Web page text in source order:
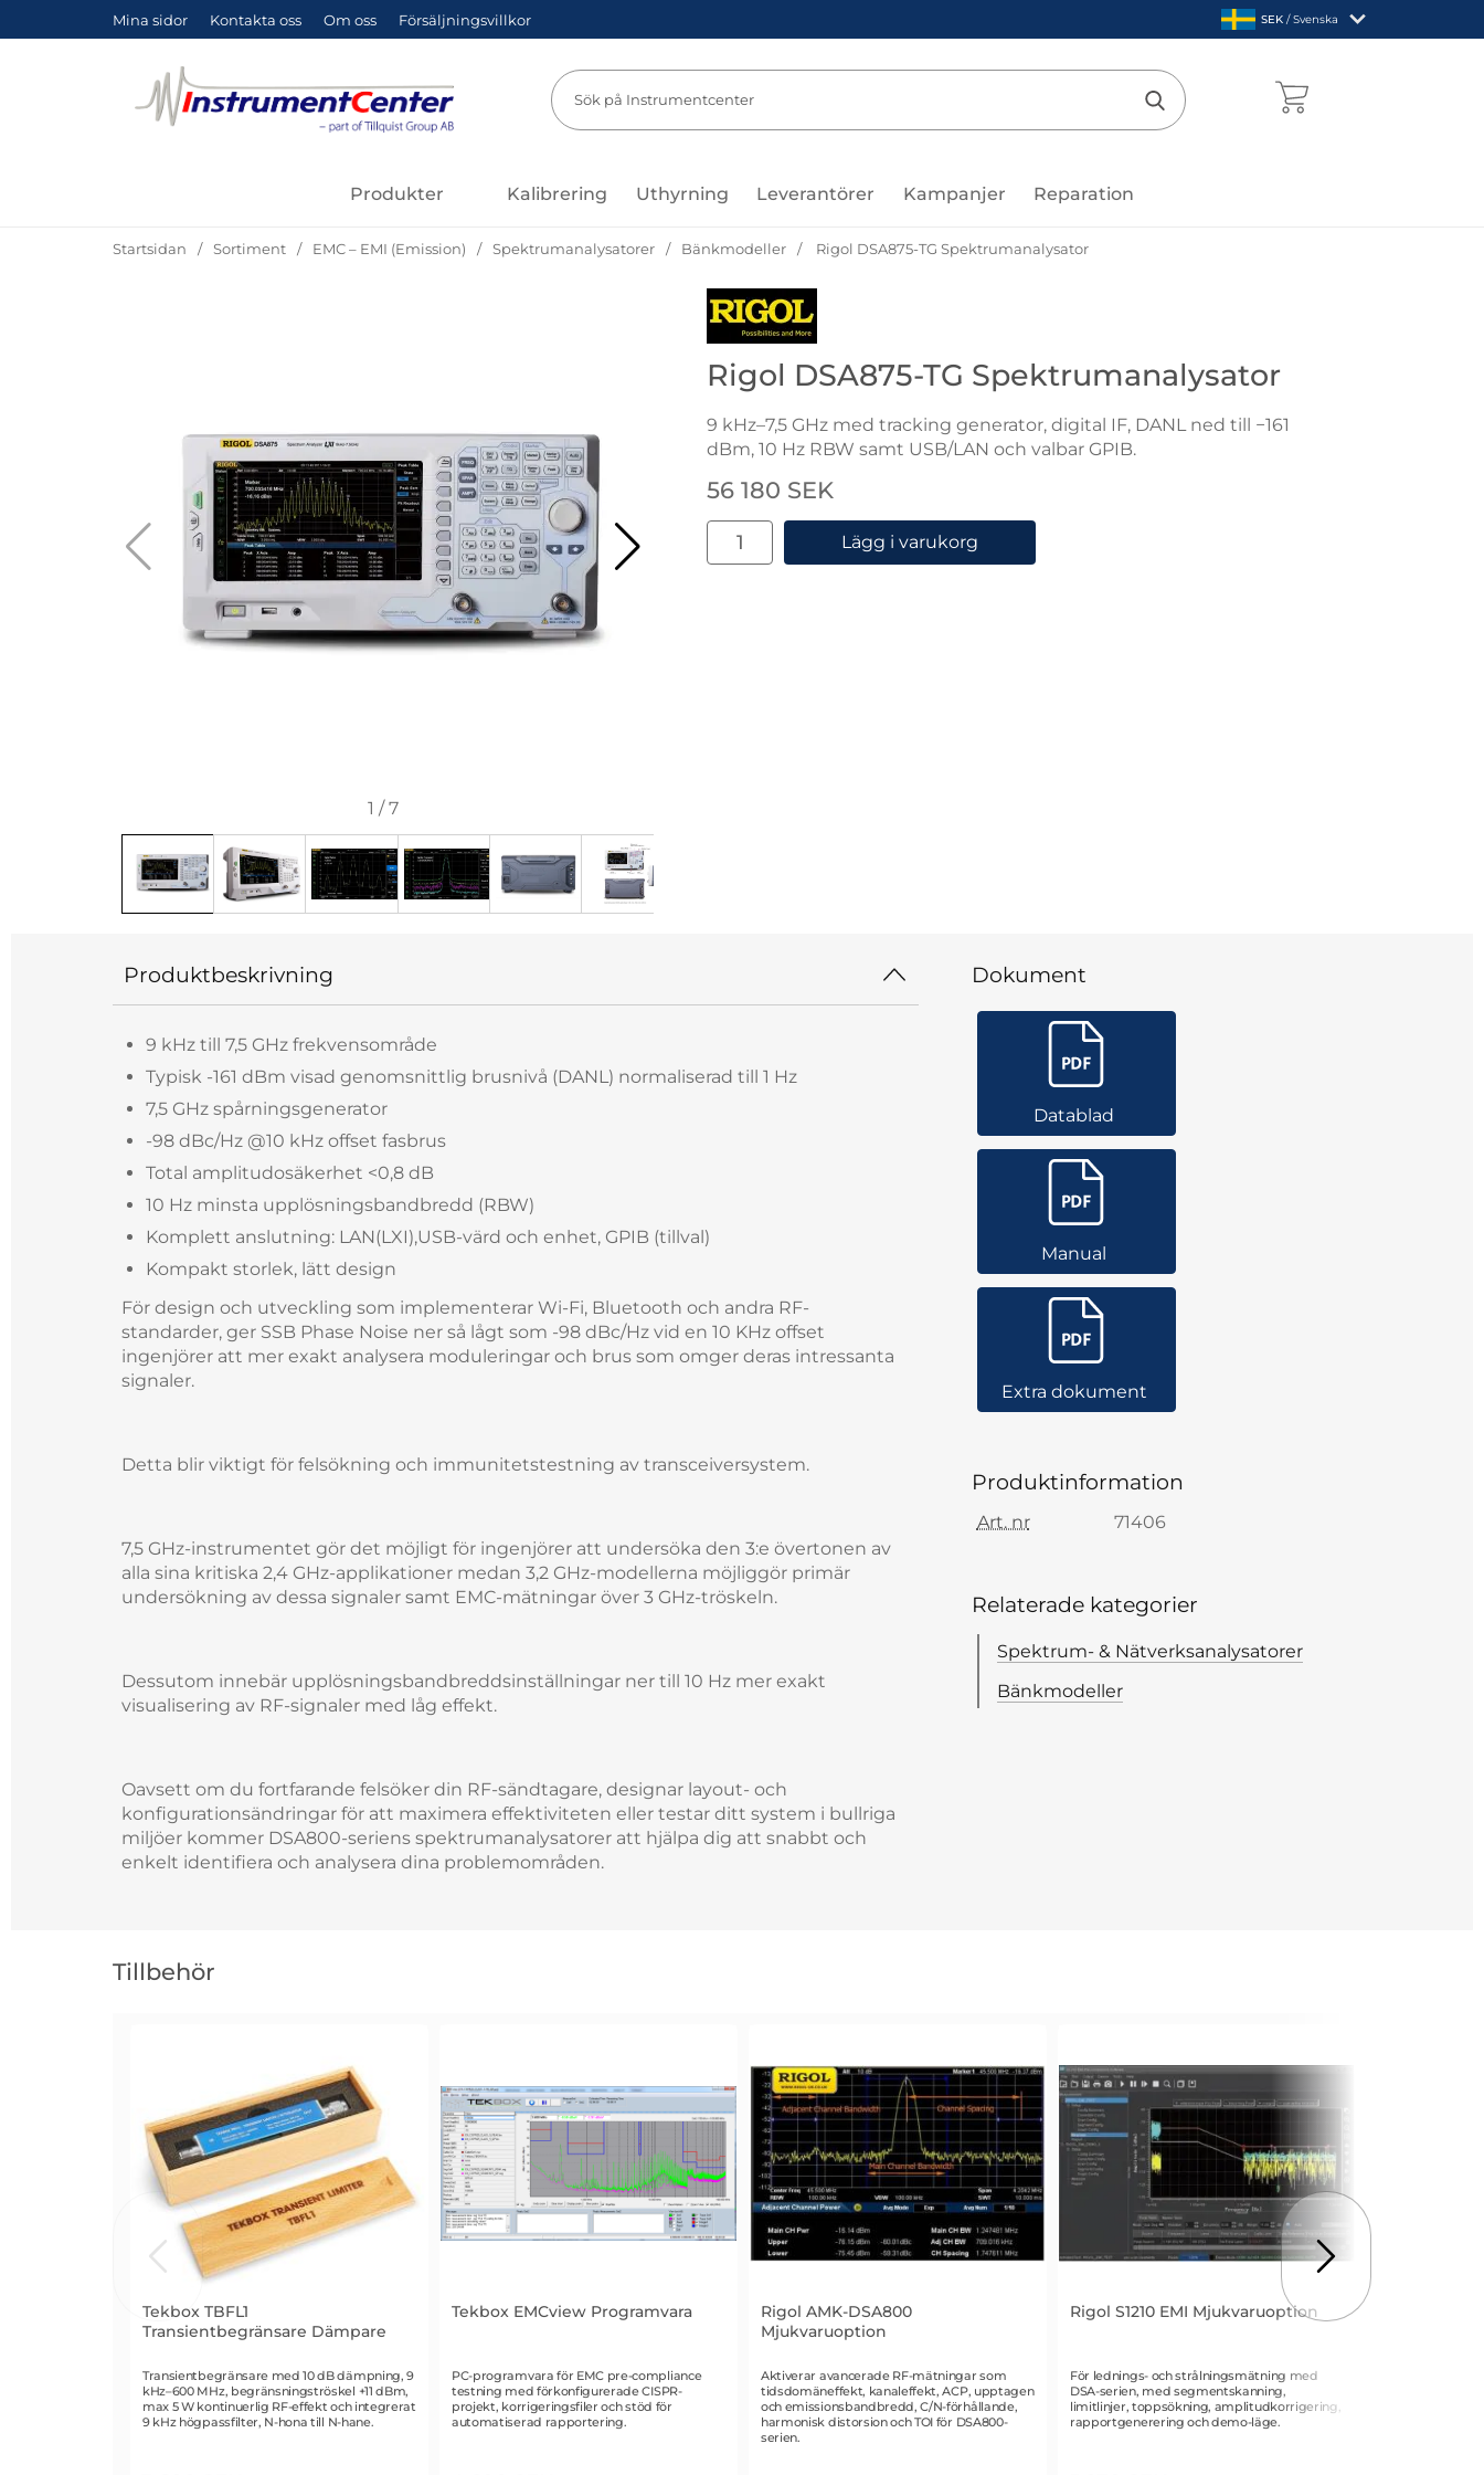
Mina sidor Kontakta oss Om oss Försäljningsvillkor Sverige
,SEK / Svenska
Sök
Genomför sökning
Produkter Kalibrering Uthyrning Leverantörer Kampanjer Reparation
Startsidan Sortiment EMC – EMI (Emission) Spektrumanalysatorer Bänkmodeller Rigol DSA875-TG Spektrumanalysator
1 /7
Gå till varumärkessidan för Rigol
Rigol DSA875-TG Spektrumanalysator
9 kHz–7,5 GHz med tracking generator, digital IF, DANL ned till −161
dBm, 10 Hz RBW samt USB/LAN och valbar GPIB.
Handla denna produkt Rigol DSA875-TG Spektrumanalysator
pris
56 180 SEK
antal
Lägg i varukorg
Produktbeskrivning
9 kHz till 7,5 GHz frekvensområde
Typisk -161 dBm visad genomsnittlig brusnivå (DANL) normaliserad till 1 Hz
7,5 GHz spårningsgenerator
-98 dBc/Hz @10 kHz offset fasbrus
Total amplitudosäkerhet <0,8 dB
10 Hz minsta upplösningsbandbredd (RBW)
Komplett anslutning: LAN(LXI),USB-värd och enhet, GPIB (tillval)
Kompakt storlek, lätt design
För design och utveckling som implementerar Wi-Fi, Bluetooth och andra RF-
standarder, ger SSB Phase Noise ner så lågt som -98 dBc/Hz vid en 10 KHz offset
ingenjörer att mer exakt analysera moduleringar och brus som omger deras intressanta
signaler.
Detta blir viktigt för felsökning och immunitetstestning av transceiversystem.
7,5 GHz-instrumentet gör det möjligt för ingenjörer att undersöka den 3:e övertonen av
alla sina kritiska 2,4 GHz-applikationer medan 3,2 GHz-modellerna möjliggör primär
undersökning av dessa signaler samt EMC-mätningar över 3 GHz-tröskeln.
Dessutom innebär upplösningsbandbreddsinställningar ner till 10 Hz mer exakt
visualisering av RF-signaler med låg effekt.
Oavsett om du fortfarande felsöker din RF-sändtagare, designar layout- och
konfigurationsändringar för att maximera effektiviteten eller testar ditt system i bullriga
miljöer kommer DSA800-seriens spektrumanalysatorer att hjälpa dig att snabbt och
enkelt identifiera och analysera dina problemområden.
Dokument
Datablad
Manual
Extra dokument
Produktinformation
Art. nr 71406
Relaterade kategorier
Spektrum- & Nätverksanalysatorer
Bänkmodeller
Tillbehör
Tekbox TBFL1
Transientbegränsare Dämpare
Art. nr 2104
Transientbegränsare med 10 dB dämpning, 9
kHz–600 MHz, begränsningströskel +11 dBm,
max 5 W kontinuerlig RF-effekt och integrerat
9 kHz högpassfilter, N-hona till N-hane.
Tekbox EMCview Programvara
Art. nr 2053
PC-programvara för EMC pre-compliance
testning med förkonfigurerade CISPR-
projekt, korrigeringsfiler och stöd för
automatiserad rapportering.
Rigol AMK-DSA800
Mjukvaruoption
Art. nr 1955
Aktiverar avancerade RF-mätningar som
tidsdomäneffekt, kanaleffekt, ACP, upptagen
och emissionsbandbredd, C/N-förhållande,
harmonisk distorsion och TOI för DSA800-
serien.
Rigol S1210 EMI Mjukvaruoption
Art. nr 1953
För lednings- och strålningsmätning med
DSA-serien, med segmentskanning,
limitlinjer, toppsökning, amplitudkorrigering,
rapportgenerering och demo-läge.